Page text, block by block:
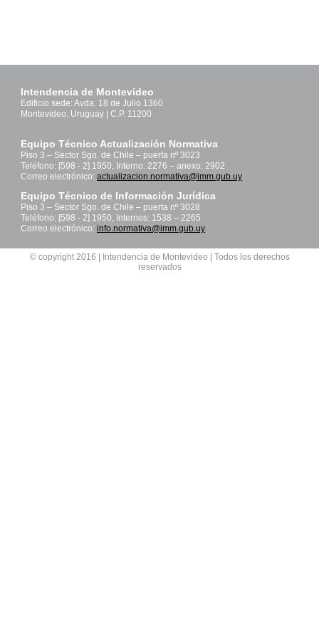
Intendencia de Montevideo
Edificio sede: Avda. 18 de Julio 1360
Montevideo, Uruguay | C.P. 11200
Equipo Técnico Actualización Normativa
Piso 3 – Sector Sgo. de Chile – puerta nº 3023
Teléfono: [598 - 2] 1950, Interno: 2276 – anexo: 2902
Correo electrónico: actualizacion.normativa@imm.gub.uy
Equipo Técnico de Información Jurídica
Piso 3 – Sector Sgo. de Chile – puerta nº 3028
Teléfono: [598 - 2] 1950, Internos: 1538 – 2265
Correo electrónico: info.normativa@imm.gub.uy
© copyright 2016 | Intendencia de Montevideo | Todos los derechos
reservados